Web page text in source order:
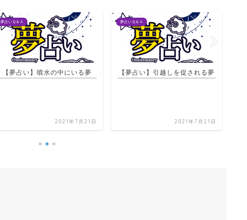
夢占いＱ＆Ａ
【夢占い】引越しを促される夢
2021年7月21日
夢占いＱ＆Ａ
2021年7月21日